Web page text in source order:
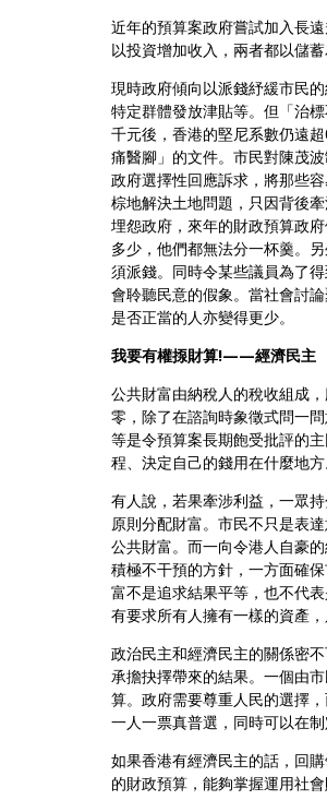
近年的預算案政府嘗試加入長
以投資增加收入，兩者都以儲
現時政府傾向以派錢紓緩市民
特定群體發放津貼等。但「治
千元後，香港的堅尼系數仍遠
痛醫腳」的文件。市民對陳茂
政府選擇性回應訴求，將那些
棕地解決土地問題，只因背後
埋怨政府，來年的財政預算政
多少，他們都無法分一杯羹。
須派錢。同時令某些議員為了
會聆聽民意的假象。當社會討
是否正當的人亦變得更少。
我要有權揼財算!——經濟民主
公共財富由納稅人的稅收組成
零，除了在諮詢時象徵式問一
等是令預算案長期飽受批評的
程、決定自己的錢用在什麼地
有人說，若果牽涉利益，一眾
原則分配財富。市民不只是表
公共財富。而一向令港人自豪
積極不干預的方針，一方面確
富不是追求結果平等，也不代
有要求所有人擁有一樣的資產
政治民主和經濟民主的關係密
承擔抉擇帶來的結果。一個由
算。政府需要尊重人民的選擇
一人一票真普選，同時可以在制
如果香港有經濟民主的話，回
的財政預算，能夠掌握運用社